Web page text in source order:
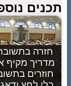
תכנים
חזרה
מדריך מקיף
חוזרים